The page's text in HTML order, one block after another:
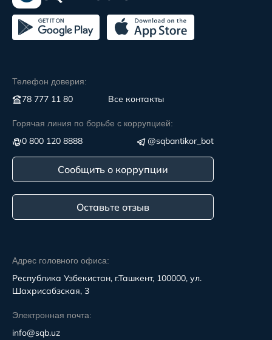
Адрес головного офиса:
Республика Узбекистан, г.Ташкент, 100000, ул.
Шахрисабзская, 3
Электронная почта:
info@sqb.uz
Телефон доверия:
78 777 11 80 Все контакты
Горячая линия по борьбе с коррупцией:
0 800 120 8888 @sqbantikor_bot
Сообщить о коррупции
Оставьте отзыв